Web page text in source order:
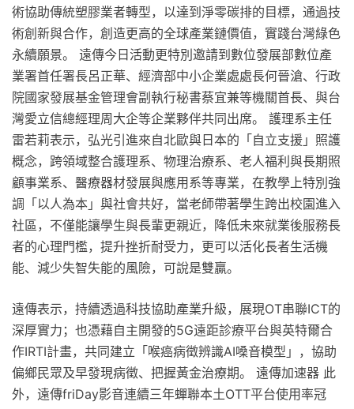
術協助傳統塑膠業者轉型，以達到淨零碳排的目標，通過技
術創新與合作，創造更高的全球產業鏈價值，實踐台灣綠色
永續願景。 遠傳今日活動更特別邀請到數位發展部數位產
業署首任署長呂正華、經濟部中小企業處處長何晉滄、行政
院國家發展基金管理會副執行秘書蔡宜兼等機關首長、與台
灣愛立信總經理周大企等企業夥伴共同出席。 護理系主任
雷若莉表示，弘光引進來自北歐與日本的「自立支援」照護
概念，跨領域整合護理系、物理治療系、老人福利與長期照
顧事業系、醫療器材發展與應用系等專業，在教學上特別強
調「以人為本」與社會共好，當老師帶著學生跨出校園進入
社區，不僅能讓學生與長輩更親近，降低未來就業後服務長
者的心理門檻，提升挫折耐受力，更可以活化長者生活機
能、減少失智失能的風險，可說是雙贏。
遠傳表示，持續透過科技協助產業升級，展現OT串聯ICT的
深厚實力；也憑藉自主開發的5G遠距診療平台與英特爾合
作IRTI計畫，共同建立「喉癌病徵辨識AI嗓音模型」，協助
偏鄉民眾及早發現病徵、把握黃金治療期。 遠傳加速器 此
外，遠傳friDay影音連續三年蟬聯本土OTT平台使用率冠